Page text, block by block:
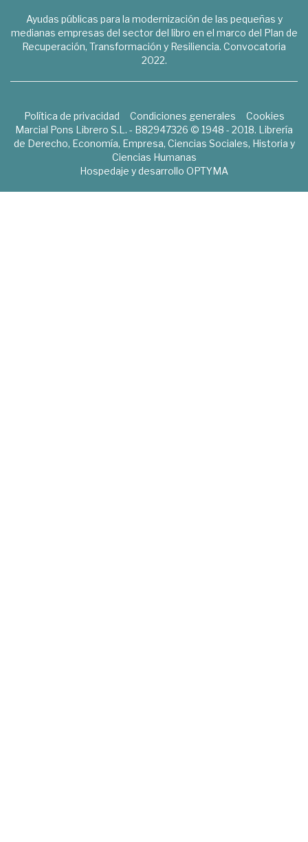
Ayudas públicas para la modernización de las pequeñas y
medianas empresas del sector del libro en el marco del Plan de
Recuperación, Transformación y Resiliencia. Convocatoria
2022.
Política de privacidad Condiciones generales
Cookies
Marcial Pons Librero S.L. - B82947326 © 1948 - 2018. Librería
de Derecho, Economía, Empresa, Ciencias Sociales, Historia y
Ciencias Humanas
Hospedaje y desarrollo OPTYMA